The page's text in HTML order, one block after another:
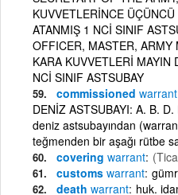
KUVVETLERİNCE
ATANMIŞ 1 NCİ SINIF
OFFICER, MASTER, ARMY
KARA KUVVETLERİ MAYIN
NCİ SINIF ASTSUBAY
commissioned warrant
DENİZ ASTSUBAYI: A. B.
deniz astsubayından
teğmenden bir aşağı rütbe
covering warrant
customs warrant
death warrant huk.